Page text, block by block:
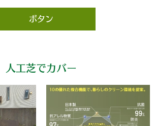
ボタン
人工芝でカバー